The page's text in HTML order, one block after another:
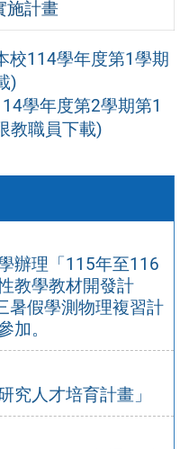
辦理「115年至116
教學教材開發計
暑假學測物理複習計
加。
究人才培育計畫」
施計畫
校114學年度第1學期
)
學年度第2學期第1
教職員下載)